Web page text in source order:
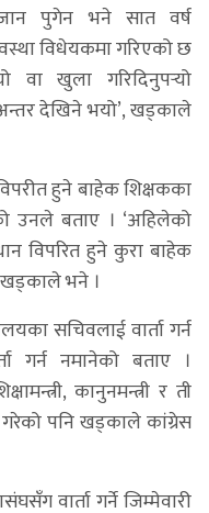
पुगेन भने सात वर्ष
विधेयकमा गरिएको छ
वा खुला गरिदिनुपर्‍यो
अन्तर देखिने भयो’, खड्काले
हुने बाहेक शिक्षकका
उनले बताए । ‘अहिलेको
विपरित हुने कुरा बाहेक
भने ।
सचिवलाई वार्ता गर्न
गर्न नमानेको बताए ।
कानुनमन्त्री र ती
पनि खड्काले कांग्रेस
वार्ता गर्ने जिम्मेवारी